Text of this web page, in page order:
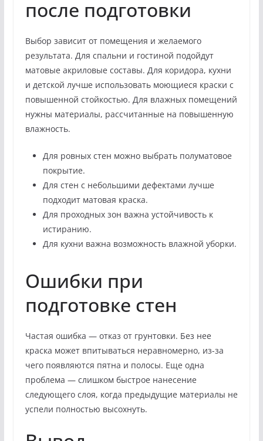
после подготовки
Выбор зависит от помещения и желаемого
результата. Для спальни и гостиной подойдут
матовые акриловые составы. Для коридора, кухни
и детской лучше использовать моющиеся краски с
повышенной стойкостью. Для влажных помещений
нужны материалы, рассчитанные на повышенную
влажность.
Для ровных стен можно выбрать полуматовое
покрытие.
Для стен с небольшими дефектами лучше
подходит матовая краска.
Для проходных зон важна устойчивость к
истиранию.
Для кухни важна возможность влажной уборки.
Ошибки при
подготовке стен
Частая ошибка — отказ от грунтовки. Без нее
краска может впитываться неравномерно, из-за
чего появляются пятна и полосы. Еще одна
проблема — слишком быстрое нанесение
следующего слоя, когда предыдущие материалы не
успели полностью высохнуть.